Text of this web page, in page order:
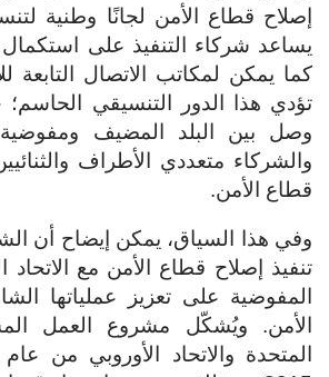
إصلاح قطاع الأمن لجانًا وطنية
يساعد شركاء التنفيذ على استكمال
كما يمكن لمكاتب الاتصال التابعة
تؤدي هذا الدور التنسيقي
وصل بين البلد المضيف ومفوضية
والشركاء متعددي الأطراف
قطاع الأمن.
وفي هذا السياق، يمكن إيضاح أن
تنفيذ إصلاح قطاع الأمن مع الاتحاد
المفوضية على تعزيز عملياتها
الأمن. ويُشكّل مشروع العمل